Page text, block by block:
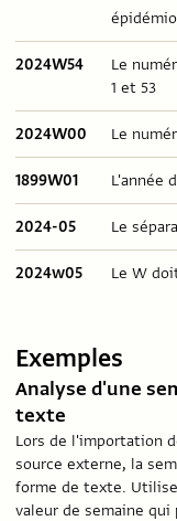
2024W54
Le
1 et 53
2024W00 Le
1899W01 L'année
2024-05 Le
2024w05 Le W
Exemples
Analyse d'une
texte
Lors de l'importation
source externe, la
forme de texte.
valeur de semaine